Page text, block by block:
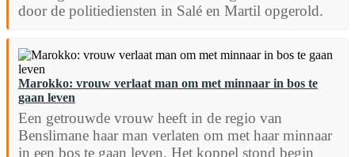
door de politiediensten in Salé en Martil opgerold.
Marokko: vrouw verlaat man om met minnaar in bos te
gaan leven
Een getrouwde vrouw heeft in de regio van
Benslimane haar man verlaten om met haar minnaar
in een bos te gaan leven. Het koppel stond begin